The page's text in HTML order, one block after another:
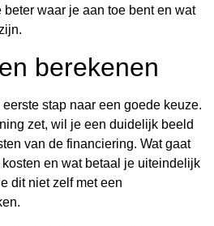
waar je aan toe bent en wat
berekenen
stap naar een goede keuze.
zet, wil je een duidelijk beeld
van de financiering. Wat gaat
en wat betaal je uiteindelijk
dit niet zelf met een